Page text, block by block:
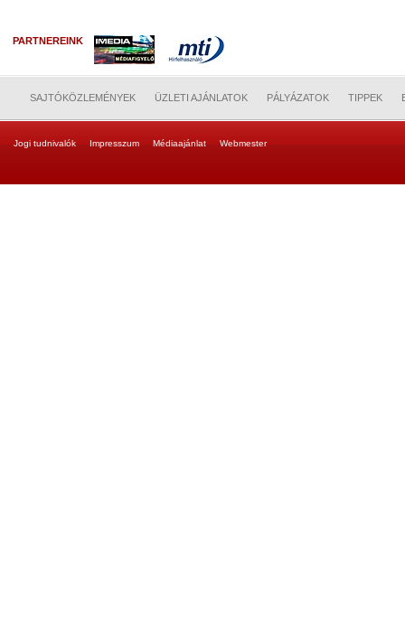
PARTNEREINK
SAJTÓKÖZLEMÉNYEK ÜZLETI AJÁNLATOK PÁLYÁZATOK TIPPEK
Jogi tudnivalók Impresszum Médiaajánlat Webmester